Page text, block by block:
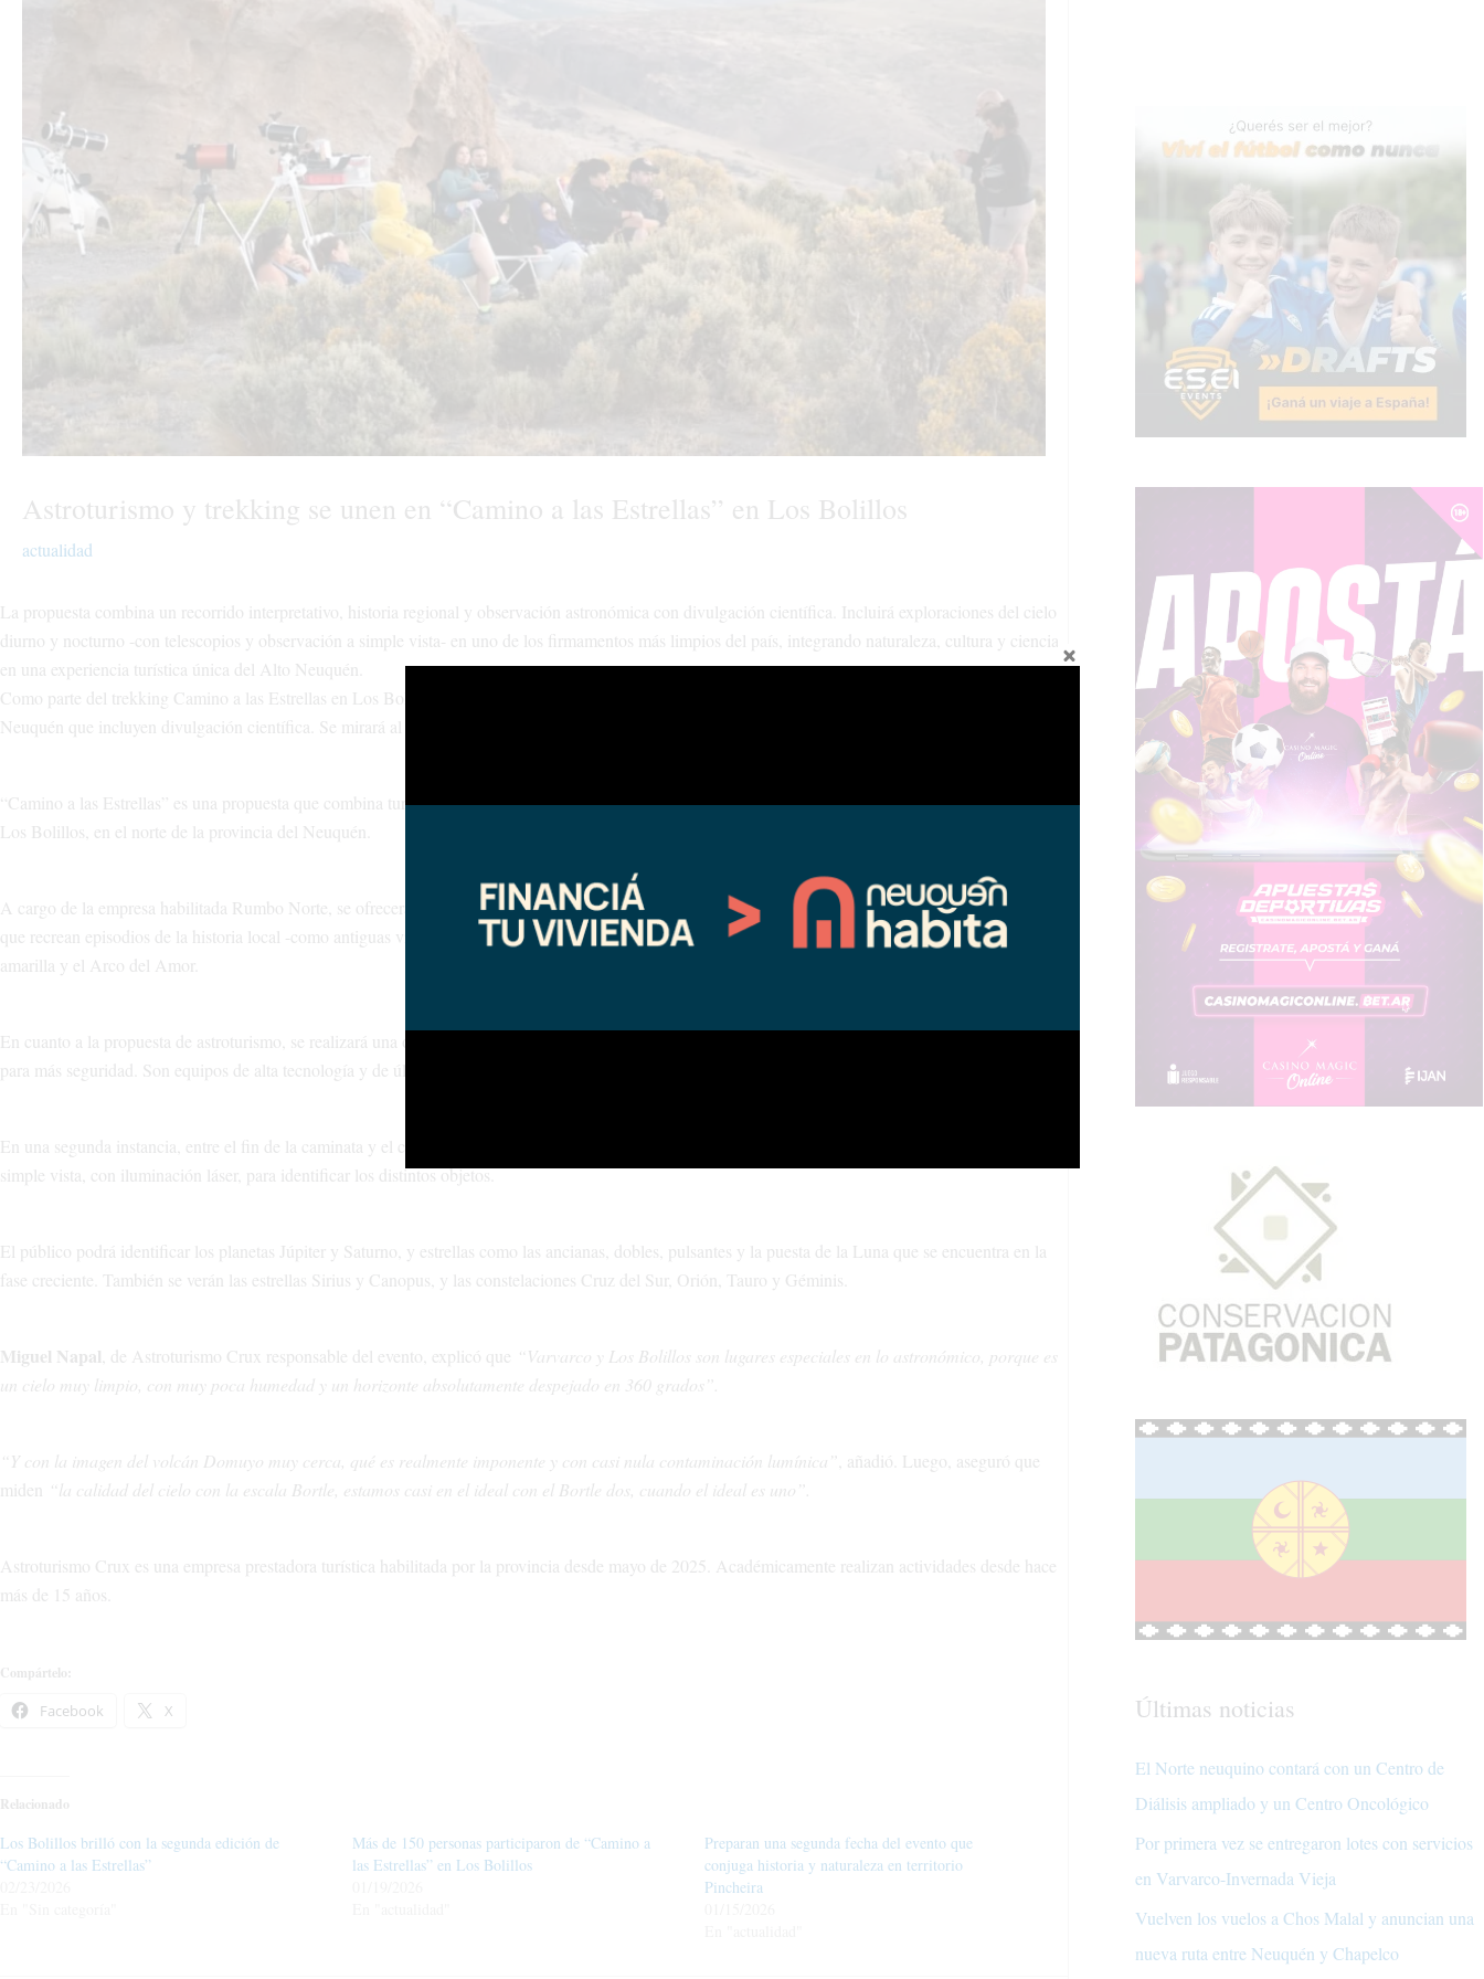
Astroturismo y trekking se unen en “Camino a las Estrellas” en Los Bolillos
actualidad
La propuesta combina un recorrido interpretativo, historia regional y observación astronómica con divulgación científica. Incluirá exploraciones del cielo
diurno y nocturno -con telescopios y observación a simple vista- en uno de los firmamentos más limpios del país, integrando naturaleza, cultura y ciencia
en una experiencia turística única del Alto Neuquén.
Como parte del trekking Camino a las Estrellas en Los Bolillos, este 21 de febrero se llevarán a cabo dos actividades de observación del cielo del Alto
Neuquén que incluyen divulgación científica. Se mirará al firmamento con telescopio y anteojos especiales y de manera natural sin elementos a la vista.
“Camino a las Estrellas” es una propuesta que combina turismo de naturaleza, historia regional y puesta en escena teatral, en el Área Natural Protegida
Los Bolillos, en el norte de la provincia del Neuquén.
A cargo de la empresa habilitada Rumbo Norte, se ofrecerá un trekking interpretativo de baja dificultad en un área protegida, con estaciones teatralizadas
que recrean episodios de la historia local -como antiguas viviendas y la captura de una cautiva- y relatos sobre los Pincheira, el cementerio de la peste
amarilla y el Arco del Amor.
En cuanto a la propuesta de astroturismo, se realizará una observación del sol y de la luna de día, con los visores mencionados y con filtros especiales
para más seguridad. Son equipos de alta tecnología y de última gama que estarán acompañados de divulgación científica de lo que se observará.
En una segunda instancia, entre el fin de la caminata y el comienzo de la escena teatral en Los Bolillos, se concretará una observación guiada del cielo a
simple vista, con iluminación láser, para identificar los distintos objetos.
El público podrá identificar los planetas Júpiter y Saturno, y estrellas como las ancianas, dobles, pulsantes y la puesta de la Luna que se encuentra en la
fase creciente. También se verán las estrellas Sirius y Canopus, y las constelaciones Cruz del Sur, Orión, Tauro y Géminis.
Miguel Napal , de Astroturismo Crux responsable del evento, explicó que “Varvarco y Los Bolillos son lugares especiales en lo astronómico, porque es
un cielo muy limpio, con muy poca humedad y un horizonte absolutamente despejado en 360 grados”.
“Y con la imagen del volcán Domuyo muy cerca, qué es realmente imponente y con casi nula contaminación lumínica” , añadió. Luego, aseguró que
miden
“la calidad del cielo con la escala Bortle, estamos casi en el ideal con el Bortle dos, cuando el ideal es uno”.
Astroturismo Crux es una empresa prestadora turística habilitada por la provincia desde mayo de 2025. Académicamente realizan actividades desde hace
más de 15 años.
Compártelo:
Facebook X
Relacionado
Los Bolillos brilló con la segunda edición de
“Camino a las Estrellas”
Más de 150 personas participaron de “Camino a
las Estrellas” en Los Bolillos
Preparan una segunda fecha del evento que
conjuga historia y naturaleza en territorio
Pincheira
Últimas noticias
El Norte neuquino contará con un Centro de
Diálisis ampliado y un Centro Oncológico
Por primera vez se entregaron lotes con servicios
en Varvarco-Invernada Vieja
Vuelven los vuelos a Chos Malal y anuncian una
nueva ruta entre Neuquén y Chapelco